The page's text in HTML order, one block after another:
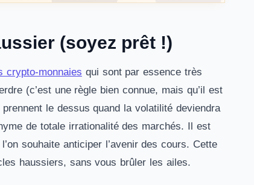
(soyez prêt !)
crypto-monnaies qui sont par essence très
(c’est une règle bien connue, mais qu’il est
le dessus quand la volatilité deviendra
de totale irrationalité des marchés. Il est
souhaite anticiper l’avenir des cours. Cette
haussiers, sans vous brûler les ailes.